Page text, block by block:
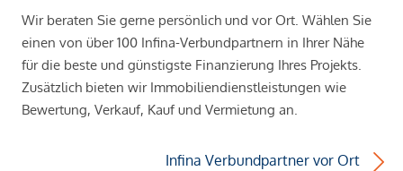
Wir beraten Sie gerne persönlich und vor Ort. Wählen Sie
einen von über 100 Infina-Verbundpartnern in Ihrer Nähe
für die beste und günstigste Finanzierung Ihres Projekts.
Zusätzlich bieten wir Immobiliendienstleistungen wie
Bewertung, Verkauf, Kauf und Vermietung an.
Infina Verbundpartner vor Ort